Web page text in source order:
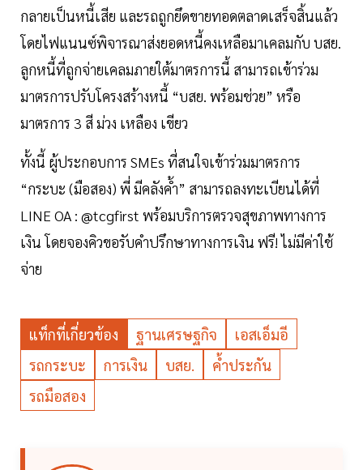
กลายเป็นหนี้เสีย และรถถูกยึดขายทอดตลาดเสร็จสิ้นแล้ว
โดยไฟแนนซ์พิจารณาส่งยอดหนี้คงเหลือมาเคลมกับ บสย.
ลูกหนี้ที่ถูกจ่ายเคลมภายใต้มาตรการนี้ สามารถเข้าร่วม
มาตรการปรับโครงสร้างหนี้ “บสย. พร้อมช่วย” หรือ
มาตรการ 3 สี ม่วง เหลือง เขียว
ทั้งนี้ ผู้ประกอบการ SMEs ที่สนใจเข้าร่วมมาตรการ
“กระบะ (มือสอง) พี่ มีคลังค้ำ” สามารถลงทะเบียนได้ที่
LINE OA : @tcgfirst พร้อมบริการตรวจสุขภาพทางการ
เงิน โดยจองคิวขอรับคำปรึกษาทางการเงิน ฟรี! ไม่มีค่าใช้
จ่าย
แท็กที่เกี่ยวข้อง ฐานเศรษฐกิจ
เอสเอ็มอี
รถกระบะ
การเงิน บสย.
ค้ำประกัน
รถมือสอง